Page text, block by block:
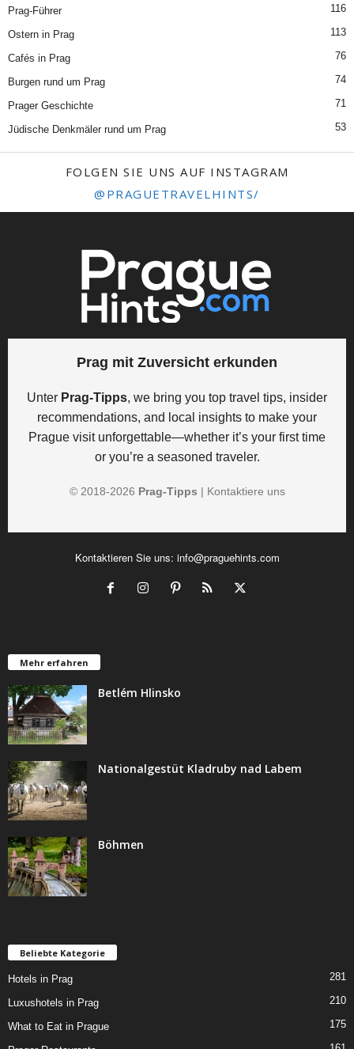
Prag-Führer 116
Ostern in Prag 113
Cafés in Prag 76
Burgen rund um Prag 74
Prager Geschichte 71
Jüdische Denkmäler rund um Prag 53
FOLGEN SIE UNS AUF INSTAGRAM
@PRAGUETRAVELHINTS/
Prag mit Zuversicht erkunden
Unter Prag-Tipps, we bring you top travel tips, insider
recommendations, and local insights to make your
Prague visit unforgettable—whether it’s your first time
or you’re a seasoned traveler.
© 2018-2026 Prag-Tipps | Kontaktiere uns
Kontaktieren Sie uns: info@praguehints.com
Mehr erfahren
Betlém Hlinsko
Nationalgestüt Kladruby nad Labem
Böhmen
Beliebte Kategorie
Hotels in Prag 281
Luxushotels in Prag 210
What to Eat in Prague 175